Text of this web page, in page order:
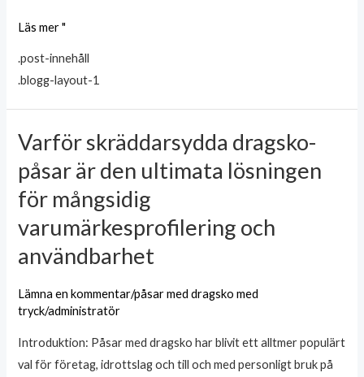
Läs mer "
.post-innehåll
.blogg-layout-1
Varför skräddarsydda dragsko-
påsar är den ultimata lösningen
för mångsidig
varumärkesprofilering och
användbarhet
Lämna en kommentar/påsar med dragsko med
tryck/administratör
Introduktion: Påsar med dragsko har blivit ett alltmer populärt
val för företag, idrottslag och till och med personligt bruk på
Varför
skräddarsydda
dragsko-
påsar
är
lösningen
för
mångsidig
varumärkesprofilering